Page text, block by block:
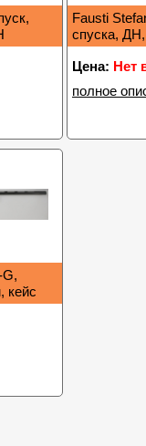
Fausti
спуска,
Цена: Нет
полное
G,
кейс